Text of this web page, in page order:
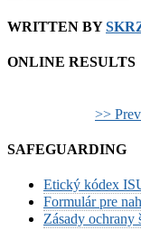
WRITTEN BY
ONLINE RESULTS
>>
SAFEGUARDING
Etický kódex
Formulár pre
Zásady ochrany